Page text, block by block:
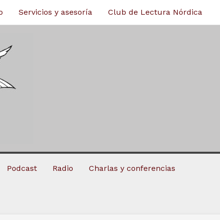
Servicios y asesoría Club de Lectura Nórdica
Podcast Radio Charlas y conferencias